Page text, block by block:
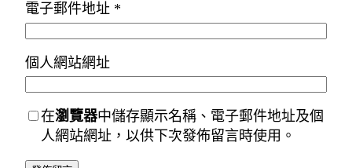
電子郵件地址 *
個人網站網址
在瀏覽器中儲存顯示名稱、電子郵件地址及個
人網站網址，以供下次發佈留言時使用。